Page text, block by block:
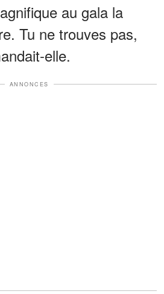
au gala la
Tu ne trouves pas,
elle.
ANNONCES